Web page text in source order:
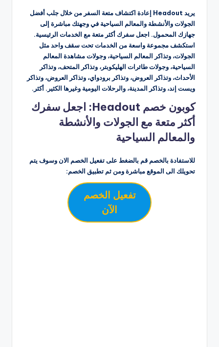
يريد Headout إعادة اكتشاف متعة السفر من خلال جلب أفضل
الجولات والأنشطة والمعالم السياحية في وجهتك مباشرة إلى
جهازك المحمول. اجعل سفرك أكثر متعة مع الخدمات الرئيسية.
استكشف مجموعة واسعة من الخدمات تحت سقف واحد مثل
الجولات، وتذاكر المعالم السياحية، وجولات مشاهدة المعالم
السياحية، وجولات طائرات الهليكوبتر، وتذاكر المتحف، وتذاكر
الأحداث، وتذاكر العروض، وتذاكر برودواي، وتذاكر العروض، وتذاكر
ويست إند، وتذاكر المدينة، والرحلات اليومية وغيرها الكثير. أكثر.
كوبون خصم Headout: اجعل سفرك
أكثر متعة مع الجولات والأنشطة
والمعالم السياحية
للاستفادة بالخصم قم بالضغط على تفعيل الخصم الان وسوف يتم
تحويلك الى الموقع مباشرة ومن ثم تطبيق الخصم:
تفعيل الخصم
الآن